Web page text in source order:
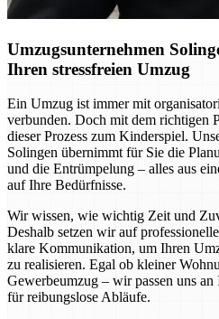
Umzugsunternehmen
Ihren stressfreien Umzug
Ein Umzug ist immer mit
verbunden. Doch mit dem richtigen
dieser Prozess zum Kinderspiel.
Solingen übernimmt für Sie die
und die Entrümpelung – alles aus
auf Ihre Bedürfnisse.
Wir wissen, wie wichtig Zeit und
Deshalb setzen wir auf
klare Kommunikation, um Ihren
zu realisieren. Egal ob kleiner
Gewerbeumzug – wir passen uns
für reibungslose Abläufe.